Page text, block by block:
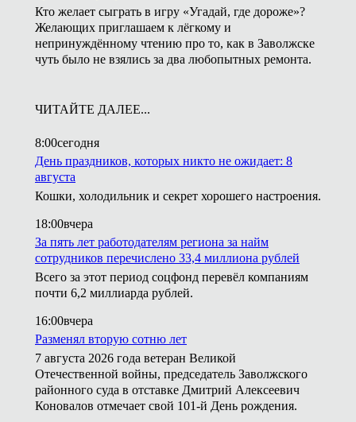
Кто желает сыграть в игру «Угадай, где дороже»?
Желающих приглашаем к лёгкому и
непринуждённому чтению про то, как в Заволжске
чуть было не взялись за два любопытных ремонта.
ЧИТАЙТЕ ДАЛЕЕ...
8:00сегодня
День праздников, которых никто не ожидает: 8
августа
Кошки, холодильник и секрет хорошего настроения.
18:00вчера
За пять лет работодателям региона за найм
сотрудников перечислено 33,4 миллиона рублей
Всего за этот период соцфонд перевёл компаниям
почти 6,2 миллиарда рублей.
16:00вчера
Разменял вторую сотню лет
7 августа 2026 года ветеран Великой
Отечественной войны, председатель Заволжского
районного суда в отставке Дмитрий Алексеевич
Коновалов отмечает свой 101-й День рождения.